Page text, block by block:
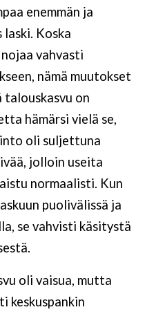
enemmän ja
Koska
vahvasti
nämä muutokset
on
hämärsi vielä se,
oli suljettuna
jolloin useita
normaalisti. Kun
puolivälissä ja
se vahvisti käsitystä
oli vaisua, mutta
keskuspankin